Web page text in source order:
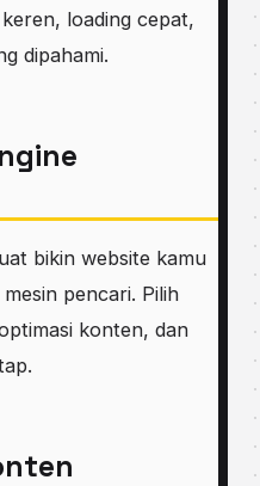
loading cepat,
dipahami.
bikin website kamu
pencari. Pilih
konten, dan